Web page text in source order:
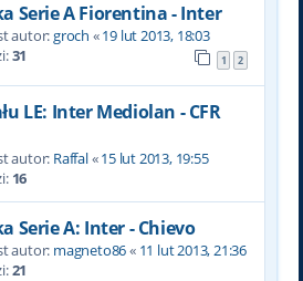
Serie A Fiorentina - Inter
autor:groch «19 lut 2013, 18:03
31 1 2
LE: Inter Mediolan - CFR
autor: Raffal«15 lut 2013, 19:55
16
Serie A: Inter - Chievo
autor: magneto86« 11 lut 2013, 21:36
21